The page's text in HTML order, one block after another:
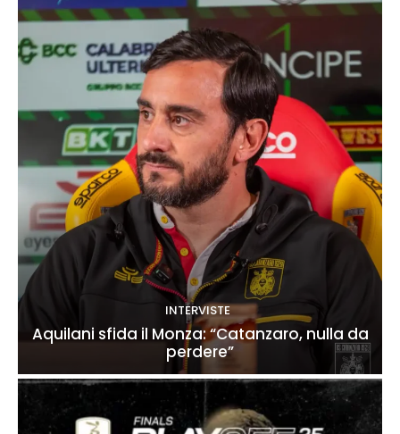
INTERVISTE
Aquilani sfida il Monza: “Catanzaro, nulla da
perdere”